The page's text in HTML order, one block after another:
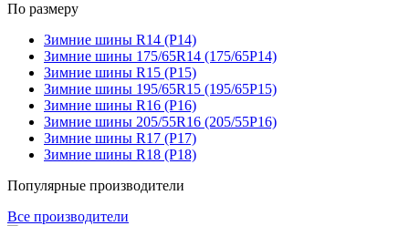
По размеру
Зимние шины R14 (Р14)
Зимние шины 175/65R14 (175/65Р14)
Зимние шины R15 (Р15)
Зимние шины 195/65R15 (195/65Р15)
Зимние шины R16 (Р16)
Зимние шины 205/55R16 (205/55Р16)
Зимние шины R17 (Р17)
Зимние шины R18 (Р18)
Популярные производители
Все производители